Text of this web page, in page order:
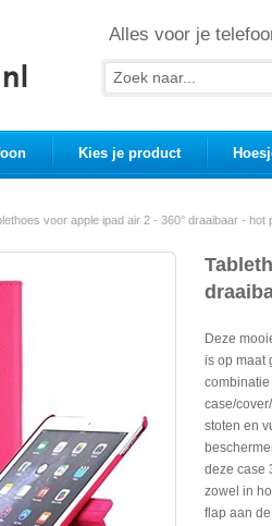
Alles voor je
Kies je product
voor apple ipad air 2 - 360° draaibaar - hot
Deze
is op maat
case/
stoten en
deze case
zowel in
flap aan